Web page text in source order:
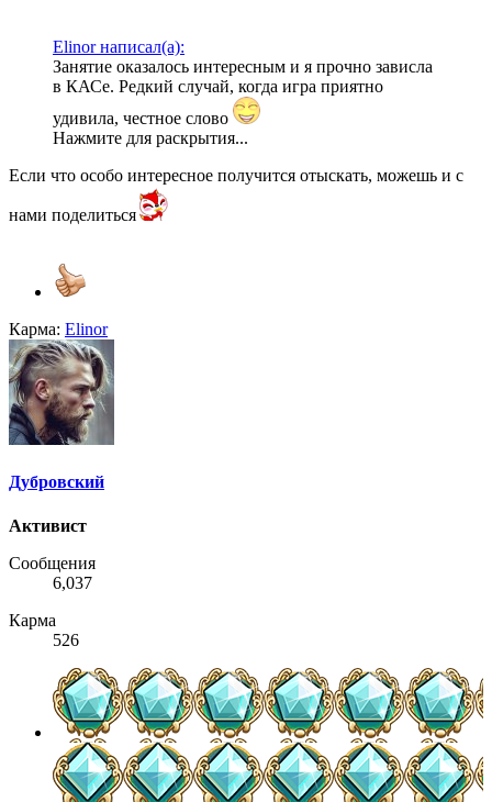
Elinor написал(а):
Занятие оказалось интересным и я прочно зависла
в КАСе. Редкий случай, когда игра приятно
удивила, честное слово
Нажмите для раскрытия...
Если что особо интересное получится отыскать, можешь и с
нами поделиться
Карма: Elinor
Дубровский
Активист
Сообщения
6,037
Карма
526